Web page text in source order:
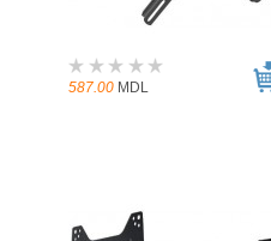
587.00 MDL